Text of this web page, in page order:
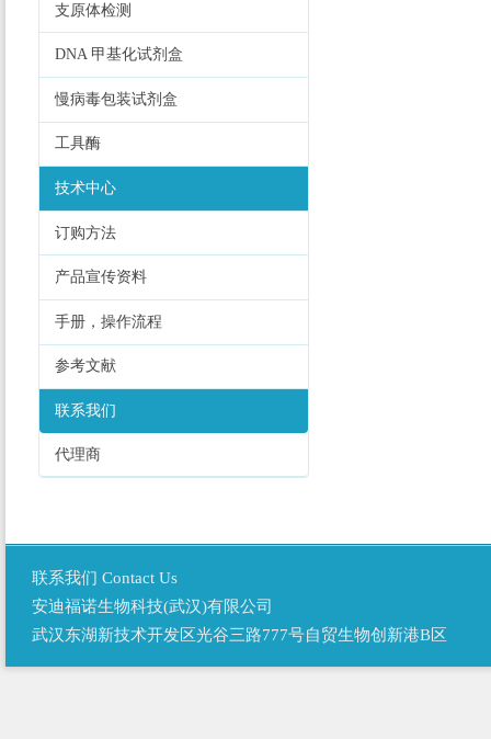
支原体检测
DNA 甲基化试剂盒
慢病毒包装试剂盒
工具酶
技术中心
订购方法
产品宣传资料
手册，操作流程
参考文献
联系我们
代理商
联系我们 Contact Us
安迪福诺生物科技(武汉)有限公司
武汉东湖新技术开发区光谷三路777号自贸生物创新港B区